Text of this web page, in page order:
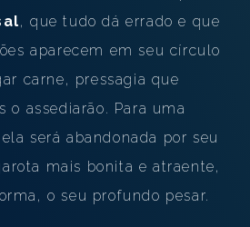
, que tudo dá errado e que
aparecem em seu círculo
carne, pressagia que
o assediarão. Para uma
será abandonada por seu
mais bonita e atraente,
o seu profundo pesar.